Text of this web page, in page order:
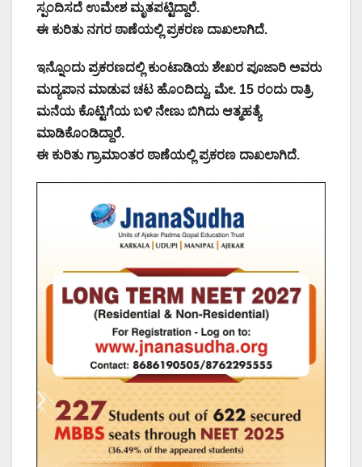
ಸ್ಪಂದಿಸದೆ ಉಮೇಶ ಮೃತಪಟ್ಟಿದ್ದಾರೆ.
ಈ ಕುರಿತು ನಗರ ಠಾಣೆಯಲ್ಲಿ ಪ್ರಕರಣ ದಾಖಲಾಗಿದೆ.
ಇನ್ನೊಂದು ಪ್ರಕರಣದಲ್ಲಿ ಕುಂಟಾಡಿಯ ಶೇಖರ ಪೂಜಾರಿ ಅವರು
ಮದ್ಯಪಾನ ಮಾಡುವ ಚಟ ಹೊಂದಿದ್ದು, ಮೇ. 15 ರಂದು ರಾತ್ರಿ
ಮನೆಯ ಕೊಟ್ಟಿಗೆಯ ಬಳಿ ನೇಣು ಬಿಗಿದು ಆತ್ಮಹತ್ಯೆ
ಮಾಡಿಕೊಂಡಿದ್ದಾರೆ.
ಈ ಕುರಿತು ಗ್ರಾಮಾಂತರ ಠಾಣೆಯಲ್ಲಿ ಪ್ರಕರಣ ದಾಖಲಾಗಿದೆ.